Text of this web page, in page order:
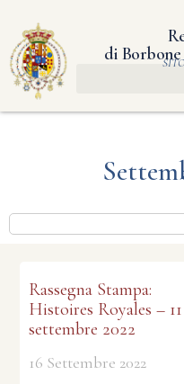
di
Rassegna Stampa:
Histoires Royales – 11
settembre 2022
16 Settembre 2022